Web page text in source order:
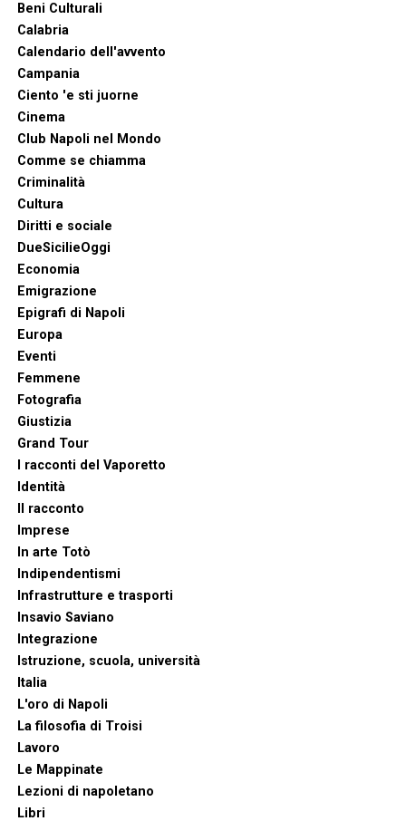
Beni Culturali
Calabria
Calendario dell'avvento
Campania
Ciento 'e sti juorne
Cinema
Club Napoli nel Mondo
Comme se chiamma
Criminalità
Cultura
Diritti e sociale
DueSicilieOggi
Economia
Emigrazione
Epigrafi di Napoli
Europa
Eventi
Femmene
Fotografia
Giustizia
Grand Tour
I racconti del Vaporetto
Identità
Il racconto
Imprese
In arte Totò
Indipendentismi
Infrastrutture e trasporti
Insavio Saviano
Integrazione
Istruzione, scuola, università
Italia
L'oro di Napoli
La filosofia di Troisi
Lavoro
Le Mappinate
Lezioni di napoletano
Libri